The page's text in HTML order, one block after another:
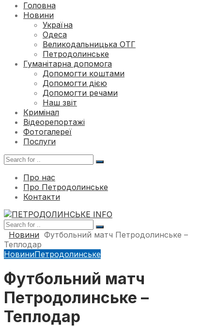
Головна
Новини
Україна
Одеса
Великодальницька ОТГ
Петродолинське
Гуманітарна допомога
Допомогти коштами
Допомогти дією
Допомогти речами
Наш звіт
Кримінал
Відеорепортажі
Фотогалереї
Послуги
Про нас
Про Петродолинське
Контакти
Новини Футбольний матч Петродолинське –
Теплодар
НовиниПетродолинське
Футбольний матч
Петродолинське –
Теплодар